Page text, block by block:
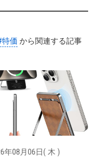
特価 から関連する記事
年08月06日( 木 )